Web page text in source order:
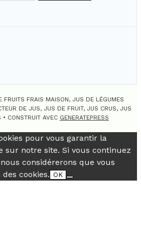
FRAIS MAISON, JUS DE LÉGUMES
DE JUS, JUS DE FRUIT, JUS CRUS, JUS
• CONSTRUIT AVEC GENERATEPRESS
pour vous garantir la
sur notre site. Si vous continuez
considérerons que vous
cookies. OK